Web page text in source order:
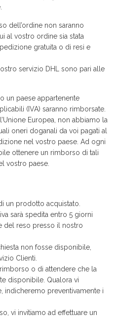
dell’ordine non saranno
al vostro ordine sia stata
gratuita o di resi e
servizio DHL sono pari alle
un paese appartenente
(IVA) saranno rimborsate.
Europea, non abbiamo la
oneri doganali da voi pagati al
nel vostro paese. Ad ogni
ottenere un rimborso di tali
vostro paese.
un prodotto acquistato.
sarà spedita entro 5 giorni
del reso presso il nostro
non fosse disponibile,
Clienti.
o di attendere che la
disponibile. Qualora vi
indicheremo preventivamente i
vi invitiamo ad effettuare un